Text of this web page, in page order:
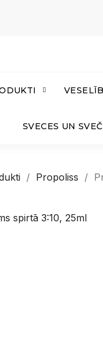
SVECES UN
Propoliss